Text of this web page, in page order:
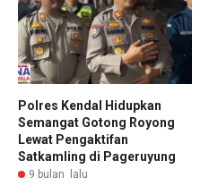
Polres Kendal Hidupkan
Semangat Gotong Royong
Lewat Pengaktifan
Satkamling di Pageruyung
9 bulan lalu